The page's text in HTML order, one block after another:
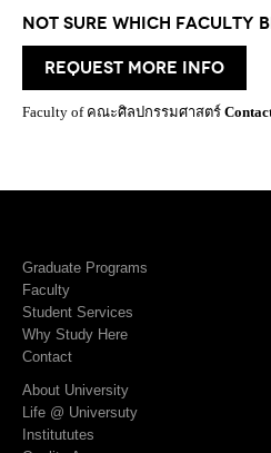
Not Sure which Faculty
request more info
Faculty of คณะศิลปกรรมศาสตร์
Graduate Programs
Faculty
Student Services
Why Study Here
Contact
About University
Life @ Universuty
Institututes